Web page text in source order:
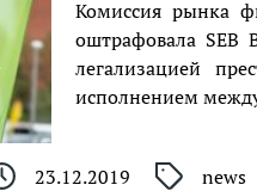
Комиссия рынка
оштрафовала SEB
легализацией
исполнением
23.12.2019 news